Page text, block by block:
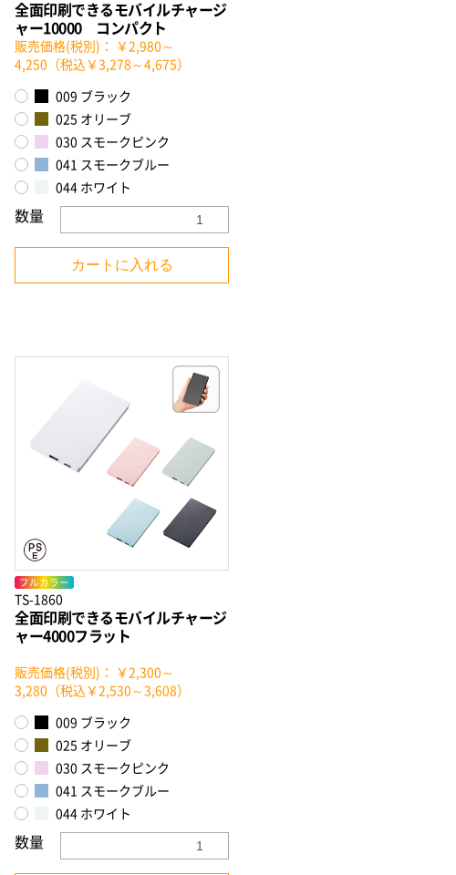
全面印刷できるモバイルチャージ
ャー10000 コンパクト
販売価格(税別)： ￥2,980～
4,250（税込￥3,278～4,675）
009 ブラック
025 オリーブ
030 スモークピンク
041 スモークブルー
044 ホワイト
数量
カートに入れる
フルカラー
TS-1860
全面印刷できるモバイルチャージ
ャー4000フラット
販売価格(税別)： ￥2,300～
3,280（税込￥2,530～3,608）
009 ブラック
025 オリーブ
030 スモークピンク
041 スモークブルー
044 ホワイト
数量